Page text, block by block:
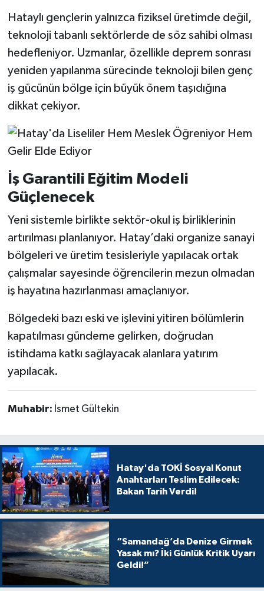
Hataylı gençlerin yalnızca fiziksel üretimde değil,
teknoloji tabanlı sektörlerde de söz sahibi olması
hedefleniyor. Uzmanlar, özellikle deprem sonrası
yeniden yapılanma sürecinde teknoloji bilen genç
iş gücünün bölge için büyük önem taşıdığına
dikkat çekiyor.
İş Garantili Eğitim Modeli
Güçlenecek
Yeni sistemle birlikte sektör-okul iş birliklerinin
artırılması planlanıyor. Hatay’daki organize sanayi
bölgeleri ve üretim tesisleriyle yapılacak ortak
çalışmalar sayesinde öğrencilerin mezun olmadan
iş hayatına hazırlanması amaçlanıyor.
Bölgedeki bazı eski ve işlevini yitiren bölümlerin
kapatılması gündeme gelirken, doğrudan
istihdama katkı sağlayacak alanlara yatırım
yapılacak.
Muhabir: İsmet Gültekin
Hatay'da TOKİ Sosyal Konut
Anahtarları Teslim Edilecek:
Bakan Tarih Verdi!
“Samandağ’da Denize Girmek
Yasak mı? İki Günlük Kritik Uyarı
Geldi!”